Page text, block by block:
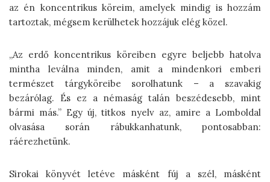
az én koncentrikus köreim, amelyek mindig is hozzám
tartoztak, mégsem kerülhetek hozzájuk elég közel.
„Az erdő koncentrikus köreiben egyre beljebb hatolva
mintha leválna minden, amit a mindenkori emberi
természet tárgyköreibe sorolhatunk – a szavakig
bezárólag. És ez a némaság talán beszédesebb, mint
bármi más.” Egy új, titkos nyelv az, amire a Lomboldal
olvasása során rábukkanhatunk, pontosabban:
ráérezhetünk.
Sirokai könyvét letéve másként fúj a szél, másként